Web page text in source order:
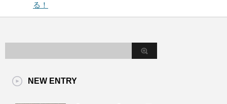
る！
NEW ENTRY